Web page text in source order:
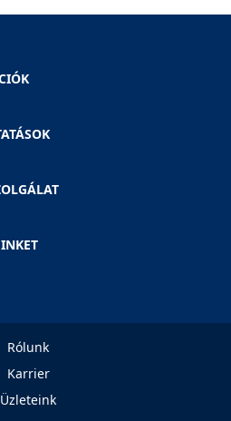
Rólunk
Karrier
Üzleteink